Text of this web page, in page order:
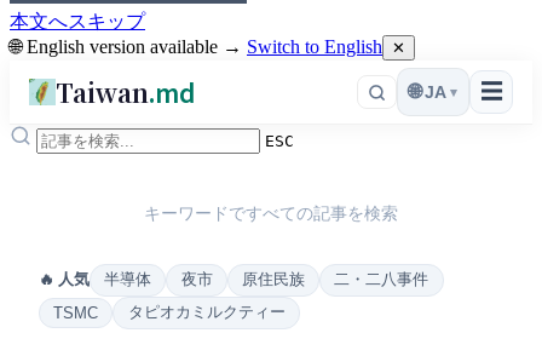
本文へスキップ
🌐 English version available → Switch to English ✕
Taiwan.md ☰
🌐 JA ▾
ESC
キーワードですべての記事を検索
🔥 人気 半導体 夜市 原住民族
二・二八事件
TSMC
タピオカミルクティー